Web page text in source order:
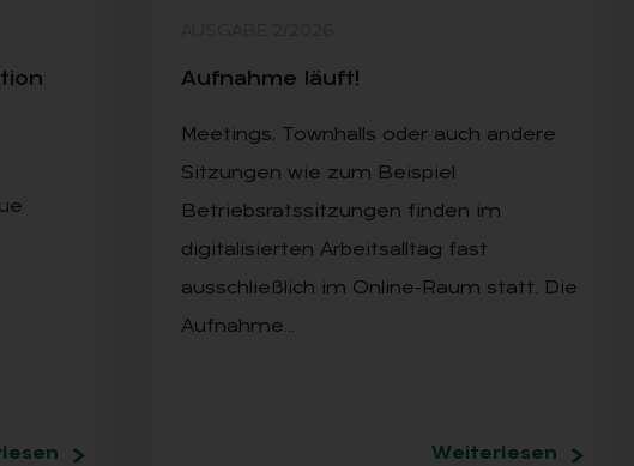
Auf­nah­me läuft!
Meetings, Townhalls oder auch andere
Sitzungen wie zum Beispiel
Betriebsratssitzungen finden im
digitalisierten Arbeitsalltag fast
ausschließlich im Online-Raum statt. Die
Aufnahme…
Weiterlesen